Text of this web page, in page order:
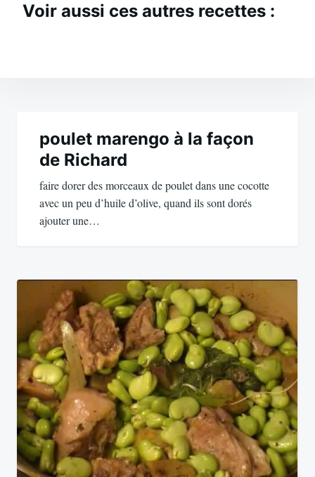
Voir aussi ces autres recettes :
l’article
poulet marengo à la façon
de Richard
faire dorer des morceaux de poulet dans une cocotte
avec un peu d’huile d’olive, quand ils sont dorés
ajouter une…